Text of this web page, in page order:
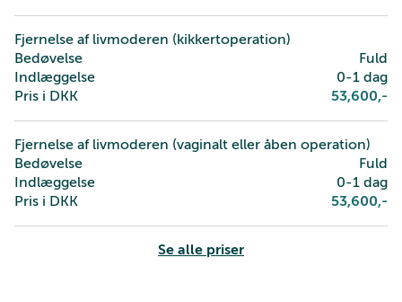
Fjernelse af livmoderen (kikkertoperation)
Bedøvelse
Fuld
Indlæggelse
0-1 dag
Pris i DKK
53,600,-
Fjernelse af livmoderen (vaginalt eller åben operation)
Bedøvelse
Fuld
Indlæggelse
0-1 dag
Pris i DKK
53,600,-
Se alle priser